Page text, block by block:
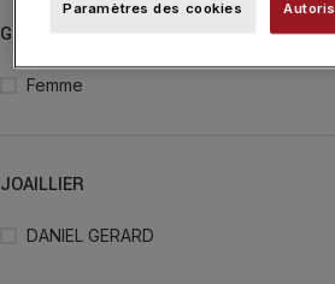
GENRE
Femme
JOAILLIER
DANIEL GERARD
Paramètres des cookies